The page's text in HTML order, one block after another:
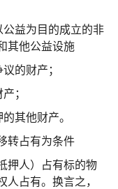
公益为目的成立的非
其他公益设施
的财产；
；
其他财产。
转占有为条件
押人）占有标的物
占有。换言之，